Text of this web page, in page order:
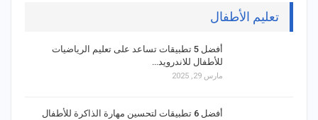
تعليم الأطفال
أفضل 5 تطبيقات تساعد على تعليم الرياضيات
للأطفال للاندرويد…
مارس 29, 2025
أفضل 6 تطبيقات لتحسين مهارة الذاكرة للأطفال